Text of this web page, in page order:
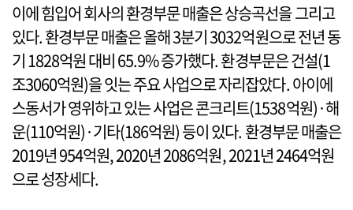
이에 힘입어 회사의 환경부문 매출은 상승곡선을 그리고
있다. 환경부문 매출은 올해 3분기 3032억원으로 전년 동
기 1828억원 대비 65.9% 증가했다. 환경부문은 건설(1
조3060억원)을 잇는 주요 사업으로 자리잡았다. 아이에
스동서가 영위하고 있는 사업은 콘크리트(1538억원)·해
운(110억원)·기타(186억원) 등이 있다. 환경부문 매출은
2019년 954억원, 2020년 2086억원, 2021년 2464억원
으로 성장세다.